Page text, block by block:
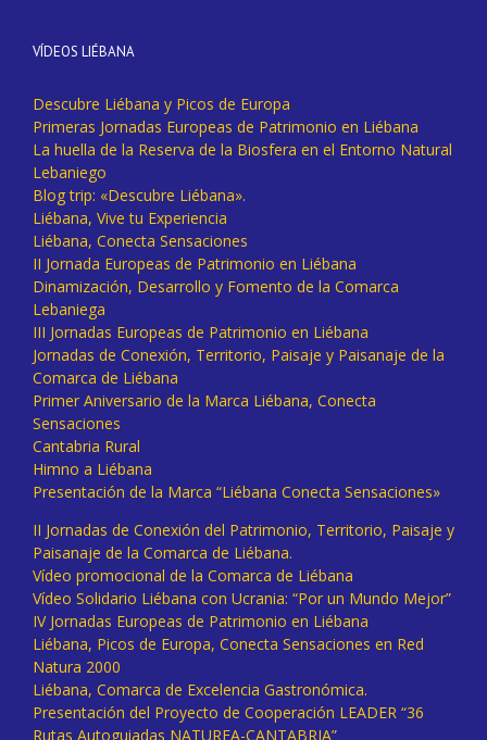
VÍDEOS LIÉBANA
Descubre Liébana y Picos de Europa
Primeras Jornadas Europeas de Patrimonio en Liébana
La huella de la Reserva de la Biosfera en el Entorno Natural
Lebaniego
Blog trip: «Descubre Liébana».
Liébana, Vive tu Experiencia
Liébana, Conecta Sensaciones
II Jornada Europeas de Patrimonio en Liébana
Dinamización, Desarrollo y Fomento de la Comarca
Lebaniega
III Jornadas Europeas de Patrimonio en Liébana
Jornadas de Conexión, Territorio, Paisaje y Paisanaje de la
Comarca de Liébana
Primer Aniversario de la Marca Liébana, Conecta
Sensaciones
Cantabria Rural
Himno a Liébana
Presentación de la Marca “Liébana Conecta Sensaciones»
II Jornadas de Conexión del Patrimonio, Territorio, Paisaje y
Paisanaje de la Comarca de Liébana.
Vídeo promocional de la Comarca de Liébana
Vídeo Solidario Liébana con Ucrania: “Por un Mundo Mejor”
IV Jornadas Europeas de Patrimonio en Liébana
Liébana, Picos de Europa, Conecta Sensaciones en Red
Natura 2000
Liébana, Comarca de Excelencia Gastronómica.
Presentación del Proyecto de Cooperación LEADER “36
Rutas Autoguiadas NATUREA-CANTABRIA”